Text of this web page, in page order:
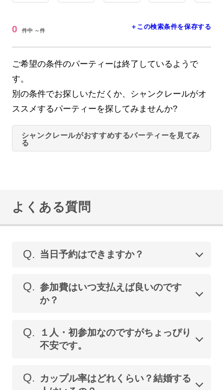
0 件中 ～件 ＋この検索条件を保存する
ご希望の条件のパーティーは終了しているようで
す。
別の条件でお探しいただくか、シャンクレールがオ
ススメするパーティーを探してみませんか?
シャンクレールがおすすめするパーティーを見てみ
る
よくある質問
Q. 当日予約はできますか？
Q. 参加費はいつ支払えば良いのです
か？
Q.
１人・初参加なのですがちょっぴり
不安です。
Q.
カップル率はどれくらい？結婚する